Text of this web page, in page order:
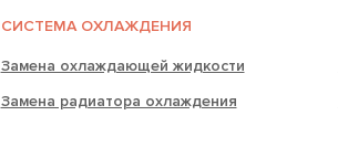
СИСТЕМА ОХЛАЖДЕНИЯ
Замена охлаждающей жидкости
Замена радиатора охлаждения